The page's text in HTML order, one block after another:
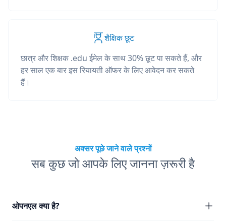
शैक्षिक छूट
छात्र और शिक्षक .edu ईमेल के साथ 30% छूट पा सकते हैं, और
हर साल एक बार इस रियायती ऑफर के लिए आवेदन कर सकते
हैं।
अक्सर पूछे जाने वाले प्रश्नों
सब कुछ जो आपके लिए जानना ज़रूरी है
ओपनएल क्या है?